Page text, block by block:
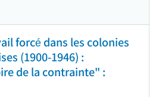
forcé dans les colonies
(1900-1946) :
de la contrainte" :